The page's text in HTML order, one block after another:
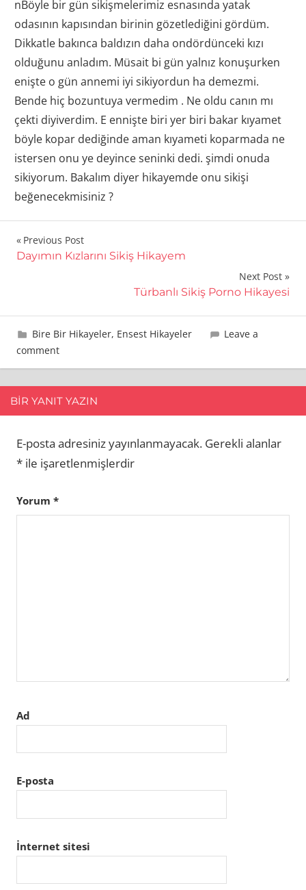
nBöyle bir gün sikişmelerimiz esnasında yatak
odasının kapısından birinin gözetlediğini gördüm.
Dikkatle bakınca baldızın daha ondördünceki kızı
olduğunu anladım. Müsait bi gün yalnız konuşurken
enişte o gün annemi iyi sikiyordun ha demezmi.
Bende hiç bozuntuya vermedim . Ne oldu canın mı
çekti diyiverdim. E ennişte biri yer biri bakar kıyamet
böyle kopar dediğinde aman kıyameti koparmada ne
istersen onu ye deyince seninki dedi. şimdi onuda
sikiyorum. Bakalım diyer hikayemde onu sikişi
beğenecekmisiniz ?
Yazı
gezinmesi
Previous Post
Dayımın Kızlarını Sikiş Hikayem
Next Post
Türbanlı Sikiş Porno Hikayesi
21 Eylül 2013
admin
Bire Bir Hikayeler, Ensest Hikayeler
Leave a
comment
BIR YANIT YAZIN
E-posta adresiniz yayınlanmayacak. Gerekli alanlar
* ile işaretlenmişlerdir
Yorum *
Ad
E-posta
İnternet sitesi